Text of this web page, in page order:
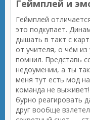
Геймплей и
Геймплей
это подкупает.
дышать в такт с
от учителя, о чём из
помнил. Представь
недоумении, а ты
меня тут есть мод на
команда не
бурно реагировать
друг вообще